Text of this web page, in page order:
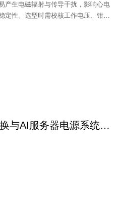
产生电磁辐射与传导干扰，影响心电
定性。选型时需校核工作电压、钳位
傅里叶变换与AI服务器电源系统（一）